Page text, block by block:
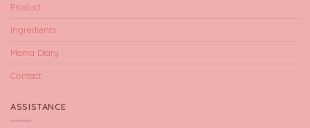
Product
Ingredients
Mama Diary
Contact
ASSISTANCE